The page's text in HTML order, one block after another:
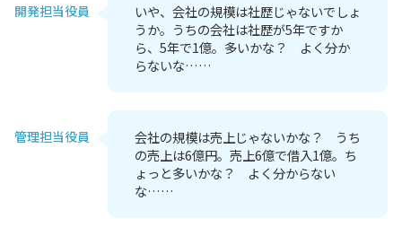
開発担当役員
いや、会社の規模は社歴じゃないでしょ
うか。うちの会社は社歴が5年ですか
ら、5年で1億。多いかな？ よく分か
らないな……
管理担当役員
会社の規模は売上じゃないかな？ うち
の売上は6億円。売上6億で借入1億。ち
ょっと多いかな？ よく分からない
な……